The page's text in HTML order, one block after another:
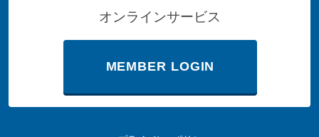
オンラインサービス
MEMBER LOGIN